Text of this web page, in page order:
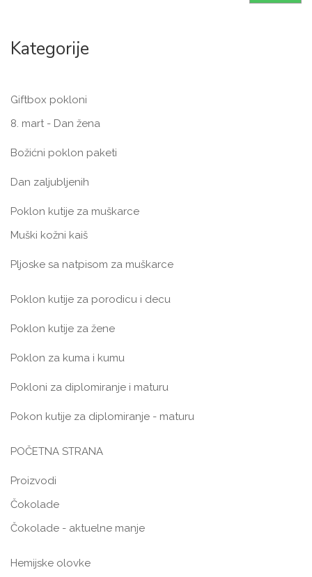
Kategorije
Giftbox pokloni
8. mart - Dan žena
Božićni poklon paketi
Dan zaljubljenih
Poklon kutije za muškarce
Muški kožni kaiš
Pljoske sa natpisom za muškarce
Poklon kutije za porodicu i decu
Poklon kutije za žene
Poklon za kuma i kumu
Pokloni za diplomiranje i maturu
Pokon kutije za diplomiranje - maturu
POČETNA STRANA
Proizvodi
Čokolade
Čokolade - aktuelne manje
Hemijske olovke